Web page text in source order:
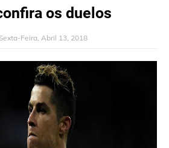
os duelos
Sexta-Feira, Abril 13, 2018